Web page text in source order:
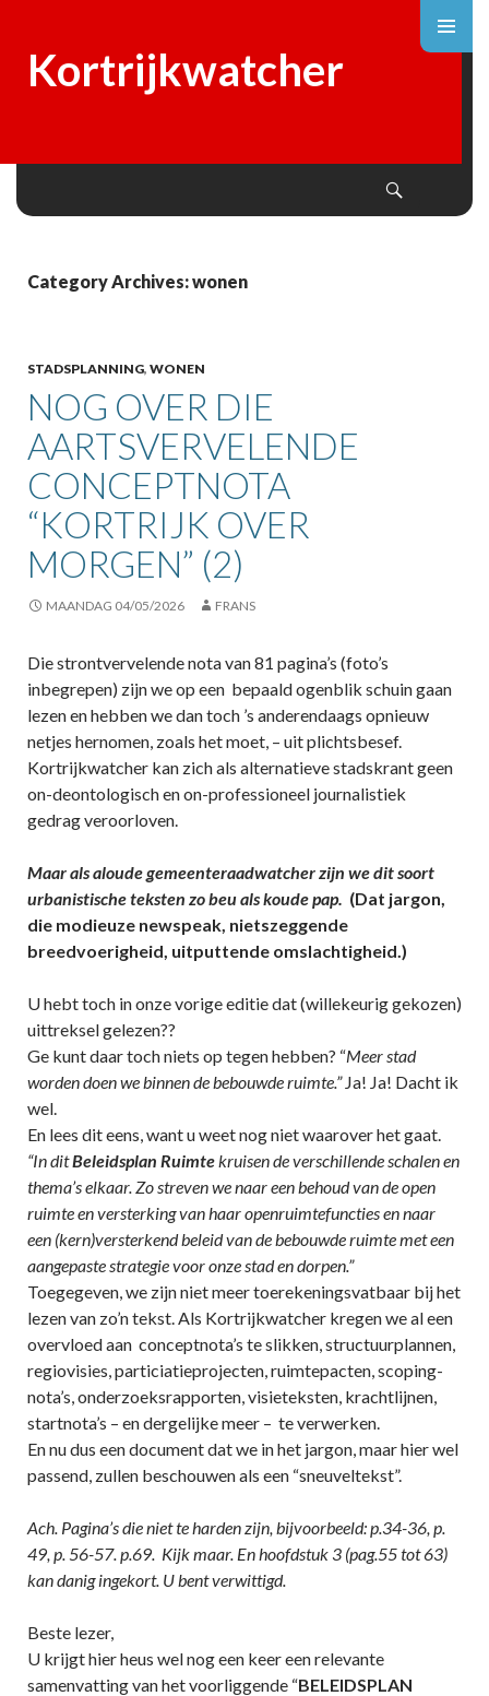
Kortrijkwatcher
Category Archives: wonen
STADSPLANNING, WONEN
NOG OVER DIE
AARTSVERVELENDE
CONCEPTNOTA
“KORTRIJK OVER
MORGEN” (2)
MAANDAG 04/05/2026 FRANS
Die strontvervelende nota van 81 pagina’s (foto’s
inbegrepen) zijn we op een bepaald ogenblik schuin gaan
lezen en hebben we dan toch ’s anderendaags opnieuw
netjes hernomen, zoals het moet, – uit plichtsbesef.
Kortrijkwatcher kan zich als alternatieve stadskrant geen
on-deontologisch en on-professioneel journalistiek
gedrag veroorloven.
Maar als aloude gemeenteraadwatcher zijn we dit soort
urbanistische teksten zo beu als koude pap. (Dat jargon,
die modieuze newspeak, nietszeggende
breedvoerigheid, uitputtende omslachtigheid.)
U hebt toch in onze vorige editie dat (willekeurig gekozen)
uittreksel gelezen??
Ge kunt daar toch niets op tegen hebben? “Meer stad
worden doen we binnen de bebouwde ruimte.” Ja! Ja! Dacht ik
wel.
En lees dit eens, want u weet nog niet waarover het gaat.
“In ditBeleidsplan Ruimtekruisen de verschillende schalen en
thema’s elkaar. Zo streven we naar een behoud van de open
ruimte en versterking van haar openruimtefuncties en naar
een (kern)versterkend beleid van de bebouwde ruimte met een
aangepaste strategie voor onze stad en dorpen.”
Toegegeven, we zijn niet meer toerekeningsvatbaar bij het
lezen van zo’n tekst. Als Kortrijkwatcher kregen we al een
overvloed aan conceptnota’s te slikken, structuurplannen,
regiovisies, particiatieprojecten, ruimtepacten, scoping-
nota’s, onderzoeksrapporten, visieteksten, krachtlijnen,
startnota’s – en dergelijke meer – te verwerken.
En nu dus een document dat we in het jargon, maar hier wel
passend, zullen beschouwen als een “sneuveltekst”.
Ach. Pagina’s die niet te harden zijn, bijvoorbeeld: p.34-36, p.
49, p. 56-57. p.69. Kijk maar. En hoofdstuk 3 (pag.55 tot 63)
kan danig ingekort. U bent verwittigd.
Beste lezer,
U krijgt hier heus wel nog een keer een relevante
samenvatting van het voorliggende “BELEIDSPLAN